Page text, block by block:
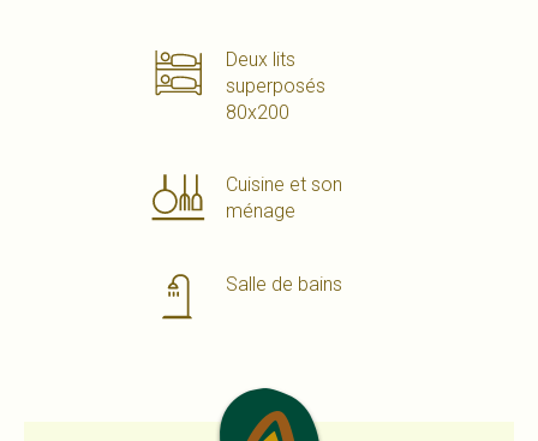
Deux lits
superposés
80x200
Cuisine et son
ménage
Salle de bains